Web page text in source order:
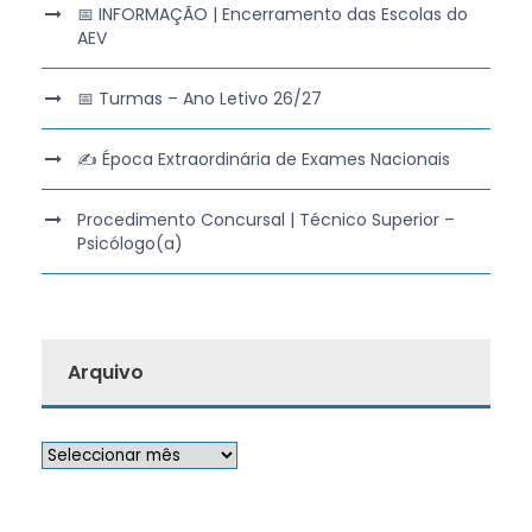
📅 INFORMAÇÃO | Encerramento das Escolas do
AEV
📅 Turmas – Ano Letivo 26/27
✍️ Época Extraordinária de Exames Nacionais
Procedimento Concursal | Técnico Superior –
Psicólogo(a)
Arquivo